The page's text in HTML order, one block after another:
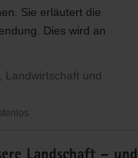
Sie erläutert die
Dies wird an
Landwirtschaft und